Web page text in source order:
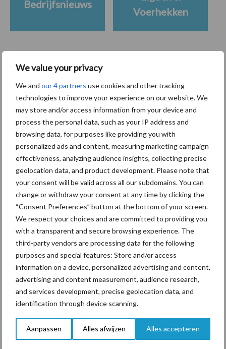
We value your privacy
We and our 4 partners use cookies and other tracking
technologies to improve your experience on our website. We
may store and/or access information from your device and
process the personal data, such as your IP address and
browsing data, for purposes like providing you with
personalized ads and content, measuring marketing campaign
effectiveness, analyzing audience insights, collecting precise
geolocation data, and product development. Please note that
your consent will be valid across all our subdomains. You can
change or withdraw your consent at any time by clicking the
“Consent Preferences” button at the bottom of your screen.
We respect your choices and are committed to providing you
with a transparent and secure browsing experience. The
third-party vendors are processing data for the following
purposes and special features: Store and/or access
information on a device, personalized advertising and content,
advertising and content measurement, audience research,
and services development, precise geolocation data, and
identification through device scanning.
Aanpassen Alles afwijzen Alles accepteren
Primaire
Sidebar
Recent nieuws Partner nieuws
7 aug
Grondstoffenmarkt blijft grillig:
droogte en geopolitiek houden
handel in de greep
7 aug
De speenhuid: een vaak
onderschatte risicofactor voor
mastitis
6 aug
ForFarmers ziet volume en
marktaandeel groeien in krimpende
Nederlandse markt
Tien praktische tips voor een
langere levensduur
Bedrijfsnieuws
Voerhekken
Toon meer